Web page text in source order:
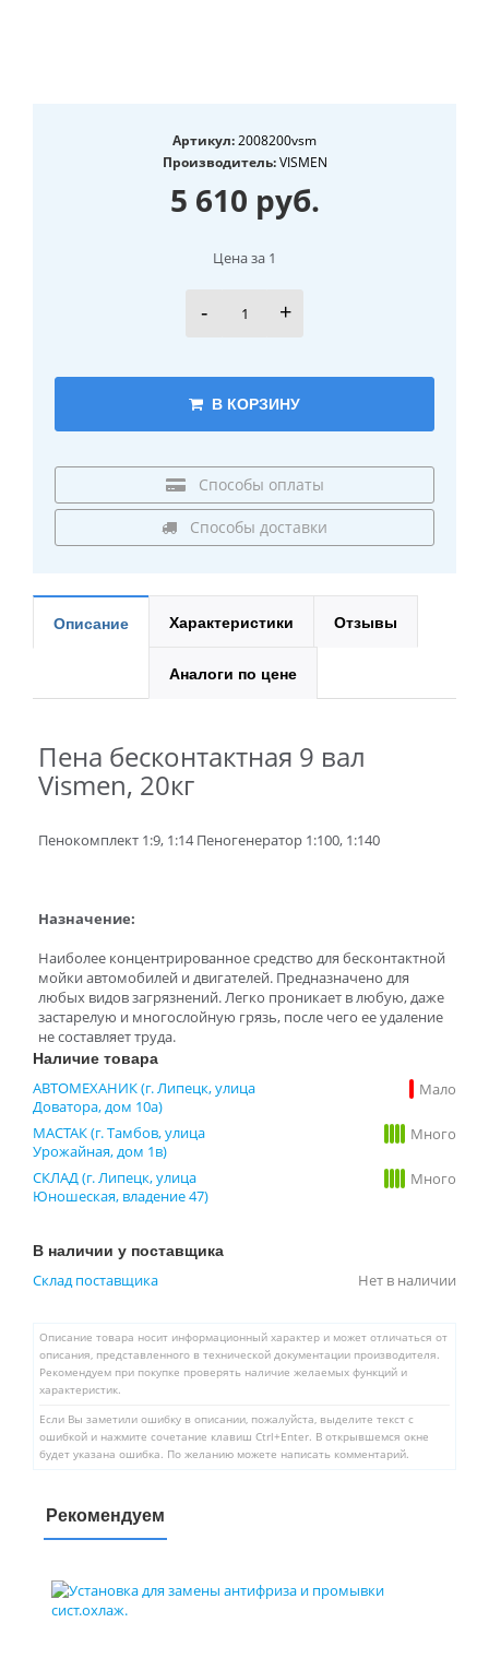
Артикул: 2008200vsm
Производитель:VISMEN
5 610 руб.
Цена за 1
- +
В КОРЗИНУ
Способы оплаты
Способы доставки
Описание Характеристики Отзывы
Аналоги по цене
Пена бесконтактная 9 вал
Vismen, 20кг
Пенокомплект 1:9, 1:14 Пеногенератор 1:100, 1:140
Назначение:
Наиболее концентрированное средство для бесконтактной
мойки автомобилей и двигателей. Предназначено для
любых видов загрязнений. Легко проникает в любую, даже
застарелую и многослойную грязь, после чего ее удаление
не составляет труда.
Наличие товара
АВТОМЕХАНИК (г. Липецк, улица
Доватора, дом 10а)
Мало
МАСТАК (г. Тамбов, улица
Урожайная, дом 1в)
Много
СКЛАД (г. Липецк, улица
Юношеская, владение 47)
Много
В наличии у поставщика
Склад поставщика Нет в наличии
Описание товара носит информационный характер и может отличаться от
описания, представленного в технической документации производителя.
Рекомендуем при покупке проверять наличие желаемых функций и
характеристик.
Если Вы заметили ошибку в описании, пожалуйста, выделите текст с
ошибкой и нажмите сочетание клавиш Ctrl+Enter. В открывшемся окне
будет указана ошибка. По желанию можете написать комментарий.
Рекомендуем